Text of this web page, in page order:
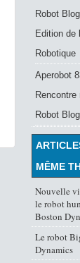
Robot Blog
Edition de
Robotique
Aperobot
Rencontre
Robot Blog
MÊME
Nouvelle
le robot
Boston
Le robot
Dynamics